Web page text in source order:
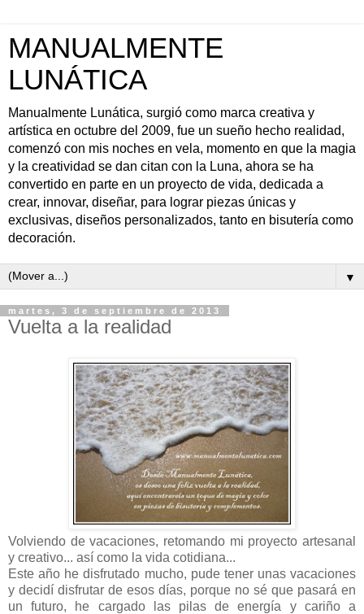
MANUALMENTE
LUNÁTICA
Manualmente Lunática, surgió como marca creativa y
artística en octubre del 2009, fue un sueño hecho realidad,
comenzó con mis noches en vela, momento en que la magia
y la creatividad se dan citan con la Luna, ahora se ha
convertido en parte en un proyecto de vida, dedicada a
crear, innovar, diseñar, para lograr piezas únicas y
exclusivas, diseños personalizados, tanto en bisutería como
decoración.
▼
martes, 3 de septiembre de 2013
Vuelta a la realidad
Volviendo de vacaciones, retomando mi proyecto artesanal
y creativo... así como la vida cotidiana...
Este año he disfrutado mucho, pude tener unas vacaciones
y decidí disfrutar de esos días, porque no sé que pasará en
un futuro, he cargado las pilas de energía y cariño a